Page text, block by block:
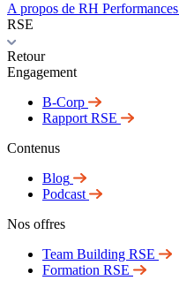
A propos de RH Performances
RSE
Retour
Engagement
B-Corp
Rapport RSE
Contenus
Blog
Podcast
Nos offres
Team Building RSE
Formation RSE